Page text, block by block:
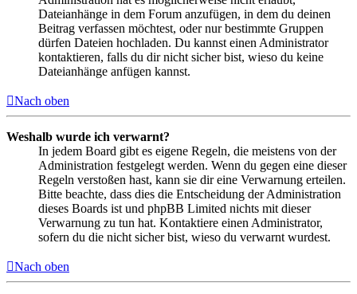
Dateianhänge in dem Forum anzufügen, in dem du deinen
Beitrag verfassen möchtest, oder nur bestimmte Gruppen
dürfen Dateien hochladen. Du kannst einen Administrator
kontaktieren, falls du dir nicht sicher bist, wieso du keine
Dateianhänge anfügen kannst.
Nach oben
Weshalb wurde ich verwarnt?
In jedem Board gibt es eigene Regeln, die meistens von der
Administration festgelegt werden. Wenn du gegen eine dieser
Regeln verstoßen hast, kann sie dir eine Verwarnung erteilen.
Bitte beachte, dass dies die Entscheidung der Administration
dieses Boards ist und phpBB Limited nichts mit dieser
Verwarnung zu tun hat. Kontaktiere einen Administrator,
sofern du die nicht sicher bist, wieso du verwarnt wurdest.
Nach oben